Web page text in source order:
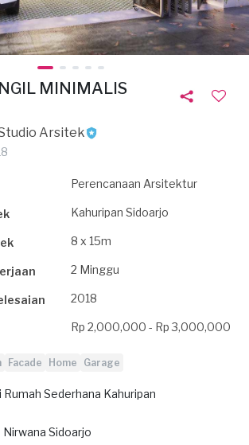
MINIMALIS
Arsitek
Perencanaan Arsitektur
Kahuripan Sidoarjo
8 x 15m
2 Minggu
2018
Rp 2,000,000 - Rp 3,000,000
Facade Home Garage
Sederhana Kahuripan
Sidoarjo